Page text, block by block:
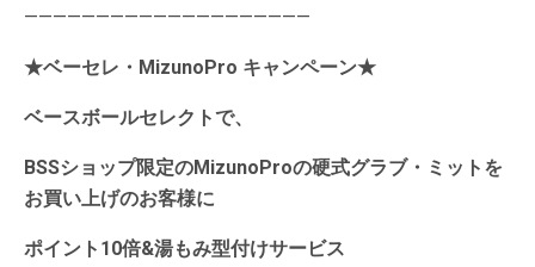
————————————————————
★ベーセレ・MizunoPro キャンペーン★
ベースボールセレクトで、
BSSショップ限定のMizunoProの硬式グラブ・ミットを
お買い上げのお客様に
ポイント10倍&湯もみ型付けサービス